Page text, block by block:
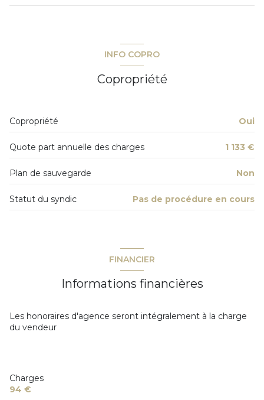
5 étage(s)
vue Dégagée sur les Maures et la mer
quartier Centre
accès handicapé
INFO COPRO
Copropriété
Copropriété Oui
Quote part annuelle des charges 1 133 €
Plan de sauvegarde Non
Statut du syndic Pas de procédure en cours
FINANCIER
Informations financières
Les honoraires d'agence seront intégralement à la charge
du vendeur
Charges
94 €